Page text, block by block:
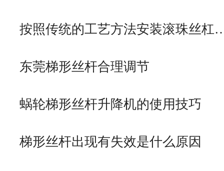
按照传统的工艺方法安装滚珠丝杠
东莞梯形丝杆合理调节
蜗轮梯形丝杆升降机的使用技巧
梯形丝杆出现有失效是什么原因